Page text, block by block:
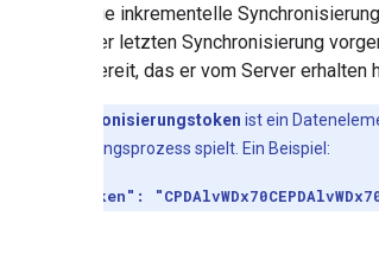
Die inkrementelle
der letzten Synchronisierung
bereit, das er vom Server
Synchronisierungstoken ist ein
Synchronisierungsprozess spielt. Ein Beispiel:
"nextSyncToken":